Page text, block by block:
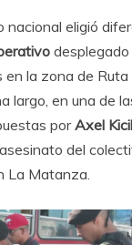
nacional eligió
en la zona de
largo, en una de
porAxel
del
La Matanza.